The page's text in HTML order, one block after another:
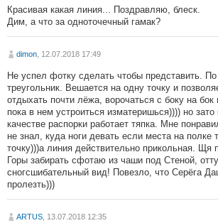
Красивая какая линия... Поздравляю, блеск.
Дим, а что за одноточечный гамак?
dimon , 12.07.2018 17:49
Не успел фотку сделать чтобы представить. По
треугольник. Вешается на одну точку и
отдыхать почти лёжа, ворочаться с боку на бок
пока в нем устроиться изматеришься)))) но
качестве распорки работает тяпка. Мне
не знал, куда ноги девать если места на полке
точку)))а линия действительно прикольная. Щя
Горы забирать сфотаю из чаши под Стеной,
сногсшибательный вид! Повезло, что Серёга
пролезть)))
ARTUS , 13.07.2018 12:35